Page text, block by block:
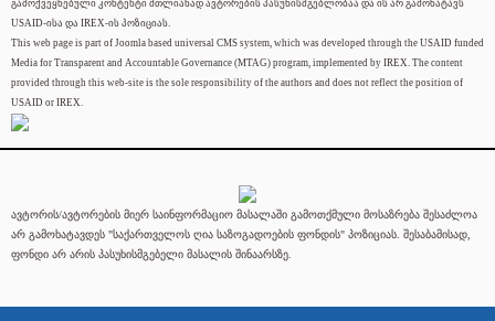
გამოქვეყნებული კონტენტი მთლიანად ავტორების პასუხისმგებლობაა და ის არ გამოხატავს
USAID-ისა და IREX-ის პოზიციას.
This web page is part of Joomla based universal CMS system, which was developed through the USAID funded
Media for Transparent and Accountable Governance (MTAG) program, implemented by IREX. The content
provided through this web-site is the sole responsibility of the authors and does not reflect the position of
USAID or IREX.
ავტორის/ავტორების მიერ საინფორმაციო მასალაში გამოთქმული მოსაზრება შესაძლოა
არ გამოხატავდეს "საქართველოს ღია საზოგადოების ფონდის" პოზიციას. შესაბამისად,
ფონდი არ არის პასუხისმგებელი მასალის შინაარსზე.